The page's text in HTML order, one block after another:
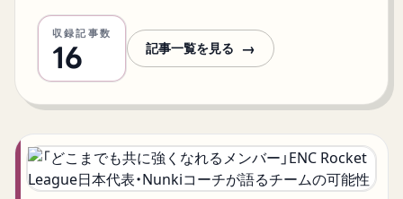
収録記事数
16 記事一覧を見る →
コレクション記事一覧